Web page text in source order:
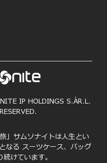
IP HOLDINGS S.ÀR.L.
」サムソナイトは人生とい
なる スーツケース、バッグ
けています。